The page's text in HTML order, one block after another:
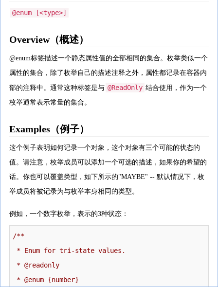
@enum [<type>]
Overview（概述）
@enum标签描述一个静态属性值的全部相同的集合。枚举类似一个
属性的集合，除了枚举自己的描述注释之外，属性都记录在容器内
部的注释中。通常这种标签是与 @ReadOnly 结合使用，作为一个
枚举通常表示常量的集合。
Examples（例子）
这个例子表明如何记录一个对象，这个对象有三个可能的状态的
值。请注意，枚举成员可以添加一个可选的描述，如果你的希望的
话。你也可以覆盖类型，如下所示的"MAYBE" -- 默认情况下，枚
举成员将被记录为与枚举本身相同的类型。
例如，一个数字枚举，表示的3种状态：
/**
* Enum for tri-state values.
* @readonly
* @enum {number}